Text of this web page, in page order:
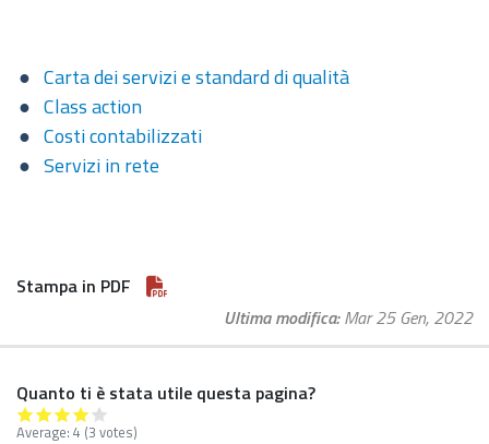
Carta dei servizi e standard di qualità
Class action
Costi contabilizzati
Servizi in rete
Stampa in PDF
Ultima modifica Mar 25 Gen, 2022
Quanto ti è stata utile questa pagina?
Average: 4 (3 votes)